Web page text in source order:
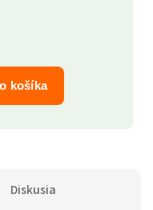
košíka
Diskusia